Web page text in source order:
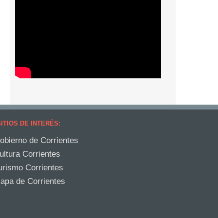
DE INTERÉS:
de Corrientes
Corrientes
Corrientes
de Corrientes